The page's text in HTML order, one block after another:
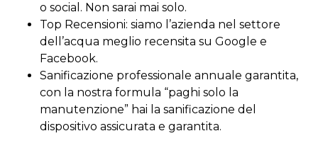
o social. Non sarai mai solo.
Top Recensioni: siamo l’azienda nel settore
dell’acqua meglio recensita su Google e
Facebook.
Sanificazione professionale annuale garantita,
con la nostra formula “paghi solo la
manutenzione” hai la sanificazione del
dispositivo assicurata e garantita.